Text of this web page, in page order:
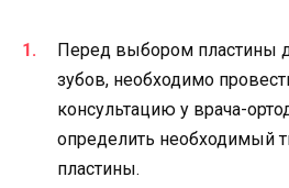
Перед выбором пластины
зубов, необходимо
консультацию у врача-
определить необходимый
пластины.